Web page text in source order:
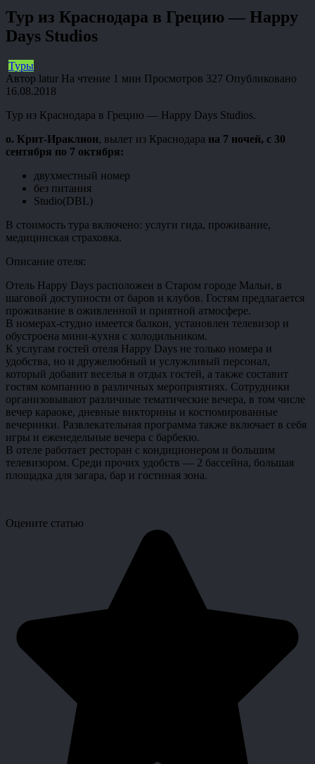
Тур из Краснодара в Грецию — Happy
Days Studios
Туры
Автор latur На чтение 1 мин Просмотров 327 Опубликовано
16.08.2018
Тур из Краснодара в Грецию — Happy Days Studios.
о. Крит-Ираклион, вылет из Краснодара на 7 ночей, с 30
сентября по 7 октября:
двухместный номер
без питания
Studio(DBL)
В стоимость тура включено: услуги гида, проживание,
медицинская страховка.
Описание отеля:
Отель Happy Days расположен в Старом городе Мальи, в
шаговой доступности от баров и клубов. Гостям предлагается
проживание в оживленной и приятной атмосфере.
В номерах-студио имеется балкон, установлен телевизор и
обустроена мини-кухня с холодильником.
К услугам гостей отеля Happy Days не только номера и
удобства, но и дружелюбный и услужливый персонал,
который добавит веселья в отдых гостей, а также составит
гостям компанию в различных мероприятиях. Сотрудники
организовывают различные тематические вечера, в том числе
вечер караоке, дневные викторины и костюмированные
вечеринки. Развлекательная программа также включает в себя
игры и еженедельные вечера с барбекю.
В отеле работает ресторан с кондиционером и большим
телевизором. Среди прочих удобств — 2 бассейна, большая
площадка для загара, бар и гостиная зона.
Оцените статью